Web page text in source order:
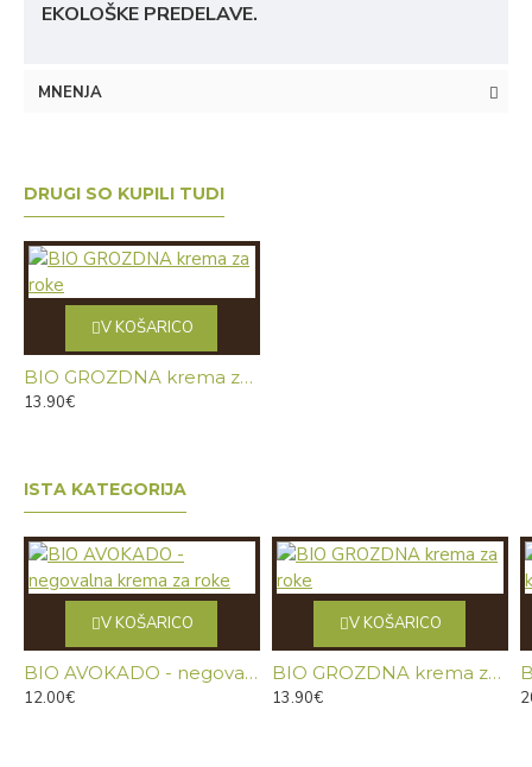
EKOLOŠKE PREDELAVE.
MNENJA
DRUGI SO KUPILI TUDI
BIO GROZDNA krema za roke
13.90€
V KOŠARICO
ISTA KATEGORIJA
BIO AVOKADO - negovalna krema za roke
12.00€
V KOŠARICO
BIO GROZDNA krema za roke
13.90€
V KOŠARICO